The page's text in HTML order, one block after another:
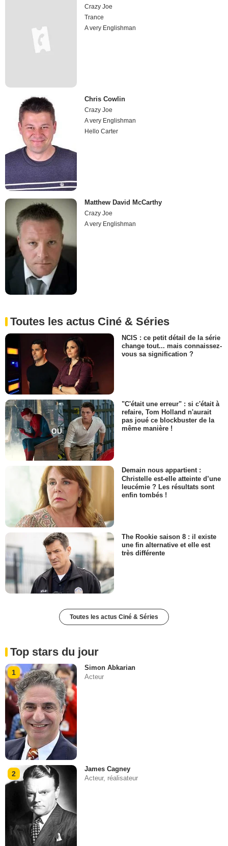
Crazy Joe
Trance
A very Englishman
Chris Cowlin
Crazy Joe
A very Englishman
Hello Carter
Matthew David McCarthy
Crazy Joe
A very Englishman
Toutes les actus Ciné & Séries
NCIS : ce petit détail de la série
change tout... mais connaissez-
vous sa signification ?
"C'était une erreur" : si c'était à
refaire, Tom Holland n'aurait
pas joué ce blockbuster de la
même manière !
Demain nous appartient :
Christelle est-elle atteinte d’une
leucémie ? Les résultats sont
enfin tombés !
The Rookie saison 8 : il existe
une fin alternative et elle est
très différente
Toutes les actus Ciné & Séries
Top stars du jour
1
Simon Abkarian
Acteur
2
James Cagney
Acteur, réalisateur